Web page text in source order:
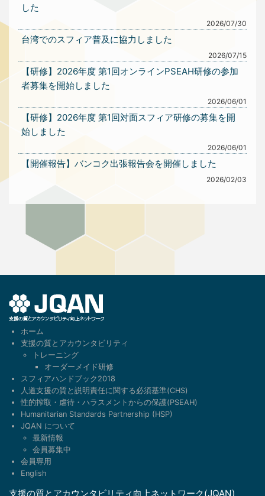
した
2026/07/30
台湾でのスフィア普及に協力しました
2026/07/15
【研修】2026年度 第1回オンラインPSEAH研修の参加
者募集を開始しました
2026/06/01
【研修】2026年度 第1回対面スフィア研修の募集を開
始しました
2026/06/01
【開催報告】バンコク出張報告会を開催しました
2026/02/03
ホーム
支援の質とアカウンタビリティ
トレーニング
オーダーメイド研修
スフィアハンドブック2018
人道支援の質と説明責任に関する必須基準(CHS)
性的搾取・虐待・ハラスメントからの保護(PSEAH)
Humanitarian Standards Partnership (HSP)
JQAN について
最新情報
会員募集中
会員専用
English
支援の質とアカウンタビリティ向上ネットワーク(JQAN)